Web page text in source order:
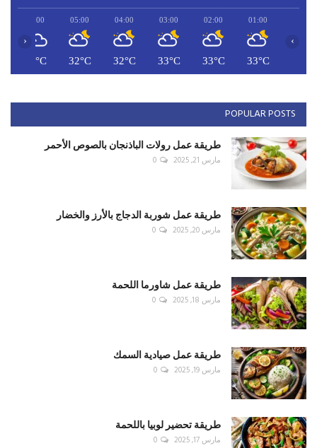
01:00
33°C
02:00
33°C
03:00
33°C
04:00
32°C
05:00
32°C
06:00
31°C
‹ ›
POPULAR POSTS
طريقة عمل رولات الباذنجان بالصوص الأحمر
مارس 21, 2025 0
طريقة عمل شوربة الدجاج بالأرز والخضار
مارس 20, 2025 0
طريقة عمل شاورما اللحمة
مارس 18, 2025 0
طريقة عمل صيادية السمك
مارس 19, 2025 0
طريقة تحضير لوبيا باللحمة
مارس 17, 2025 0